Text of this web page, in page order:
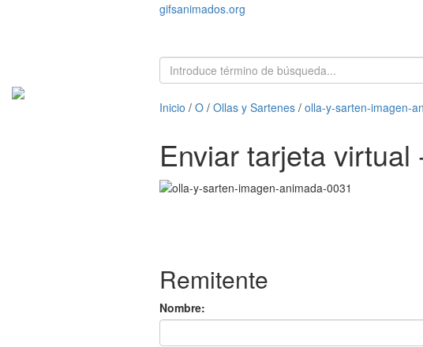
gifsanimados.org
Inicio / O / Ollas y Sartenes / olla-y-sarten-imagen-
Enviar tarjeta
Remitente
Nombre: